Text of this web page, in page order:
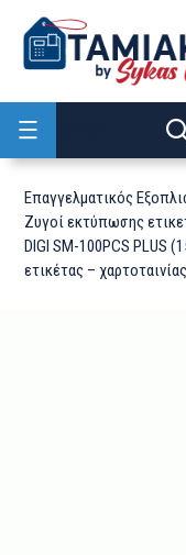
Επαγγελματικός
Zυγοί εκτύπωσης
DIGI SM-100PCS PLUS
ετικέτας – χαρτοταινίας